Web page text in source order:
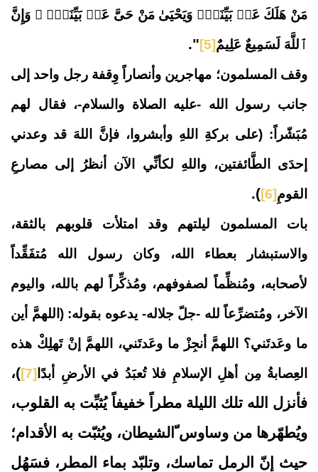
مَنْ هَلَكَ عَنۢ بَيِّنَةٍۢ وَيَحْيَىٰ مَنْ حَىَّ عَنۢ بَيِّنَةٍۢ ۗ وَإِنَّ
ٱللَّهَ لَسَمِيعٌ عَلِيمٌ [5]
".
وقف المسلمون؛ مهاجرين وأنصاراً وِقفة رجل واحد إلى
جانب رسول الله -عليه الصلاة والسلام-، فقال لهم
مُبَشّراً: (على بركةِ اللهِ وأبشروا، فإنَّ اللهَ قد وعدني
إحدَى الطَّائفتين، واللهِ لكأنِّي الآن أنظرُ إلى مصارعِ
القومِ[6]
).
بات المسلمون ليلتهم وقد امتلأت قلوبهم بالثقة،
والاستبشار بعطاء الله، وكان رسول الله مُتفَقِّداً
لأصحابه، ومُنظِّماً لصفوفهم، ومُذكِّراً لهم بالله، واليوم
الآخر، ومُتضرِّعاً لله -جلّ جلاله- يدعوه بقوله: ( اللهمَّ أين
ما وعَدتَني؟ اللهمَّ أنجِزْ ما وعَدتَني، اللهمَّ إنْ تَهلِكْ هذه
العِصابةُ مِن أهلِ الإسلامِ فلا تُعبَدُ في الأرضِ أبدًا [7])،
فأنزل الله تلك الليلة مطراً خفيفاً يُثبِّت به القلوب،
ويُطهّرها من وساوس ّالشيطان، ويُثبّت به الأقدام؛
حيث إنّ الرمل تماسك، وتلبّد بماء المطر، فسَهُل